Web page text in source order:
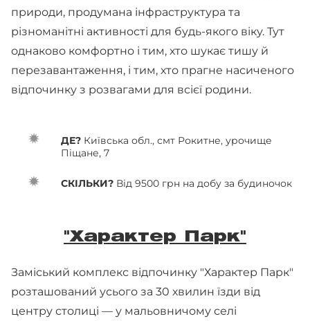
природи, продумана інфраструктура та
різноманітні активності для будь-якого віку. Тут
однаково комфортно і тим, хто шукає тишу й
перезавантаження, і тим, хто прагне насиченого
відпочинку з розвагами для всієї родини.
ДЕ? Київська обл., смт Рокитне, урочище
Піщане, 7
СКІЛЬКИ? Від 9500 грн на добу за будиночок
"Характер Парк"
Заміський комплекс відпочинку "Характер Парк"
розташований усього за 30 хвилин їзди від
центру столиці — у мальовничому селі